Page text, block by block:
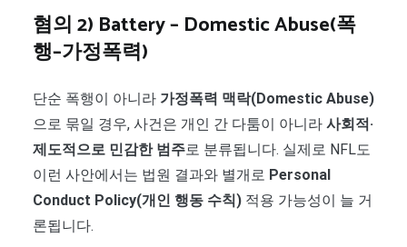
혐의 2) Battery – Domestic Abuse(폭
행–가정폭력)
단순 폭행이 아니라 가정폭력 맥락(Domestic Abuse)
으로 묶일 경우, 사건은 개인 간 다툼이 아니라 사회적·
제도적으로 민감한 범주로 분류됩니다. 실제로 NFL도
이런 사안에서는 법원 결과와 별개로 Personal
Conduct Policy(개인 행동 수칙) 적용 가능성이 늘 거
론됩니다.